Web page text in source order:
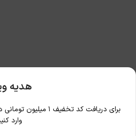
هدیه
برای دریافت کد تخفیف
وارد